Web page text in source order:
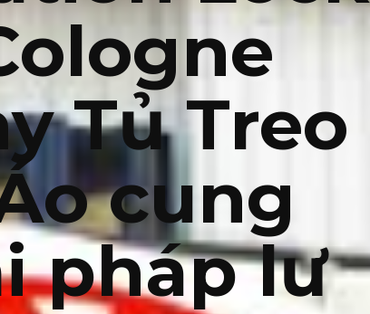
Tủ Treo
cung
pháp lư